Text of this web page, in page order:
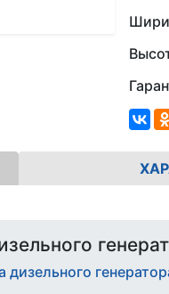
дизельного